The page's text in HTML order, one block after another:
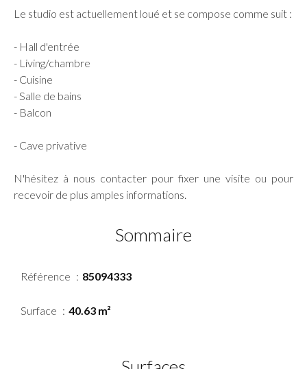
Le studio est actuellement loué et se compose comme suit :
- Hall d'entrée
- Living/chambre
- Cuisine
- Salle de bains
- Balcon
- Cave privative
N'hésitez à nous contacter pour fixer une visite ou pour
recevoir de plus amples informations.
Sommaire
Référence 85094333
Surface 40.63 m²